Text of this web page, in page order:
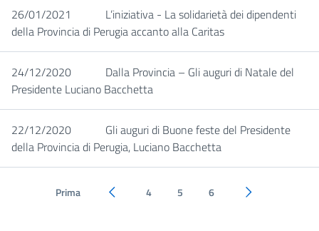
26/01/2021
L’iniziativa - La solidarietà dei dipendenti
della Provincia di Perugia accanto alla Caritas
24/12/2020
Dalla Provincia – Gli auguri di Natale del
Presidente Luciano Bacchetta
22/12/2020
Gli auguri di Buone feste del Presidente
della Provincia di Perugia, Luciano Bacchetta
Prima Pagina precedente
4 5 6 Pagina